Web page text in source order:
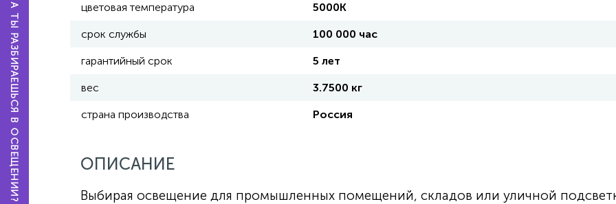
цветовая температура 5000K
срок службы 100 000 час
гарантийный срок 5 лет
вес 3.7500 кг
страна производства Россия
ОПИСАНИЕ
Выбирая освещение для промышленных помещений, складов или уличной
А ТЫ РАЗБИРАЕШЬСЯ В ОСВЕЩЕНИИ?